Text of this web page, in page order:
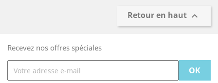
Retour en haut 
Recevez nos offres spéciales